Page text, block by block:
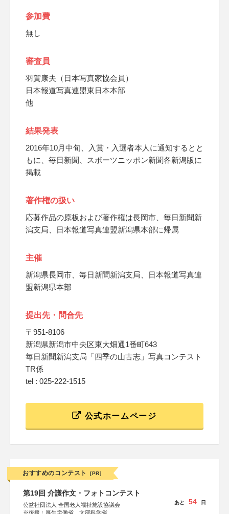
参加費
無し
審査員
羽賀康夫（日本写真家協会員）
日本報道写真連盟東日本本部
他
結果発表
2016年10月中旬、入賞・入選者本人に通知するとと
もに、毎日新聞、スポーツニッポン新聞各新潟版に
掲載
著作権の扱い
応募作品の原板および著作権は長岡市、毎日新聞新
潟支局、日本報道写真連盟新潟県本部に帰属
主催
新潟県長岡市、毎日新聞新潟支局、日本報道写真連
盟新潟県本部
提出先・問合先
〒951-8106
新潟県新潟市中央区東大畑通1番町643
毎日新聞新潟支局「四季の山古志」写真コンテスト
TR係
tel : 025-222-1515
公式ホームページ
おすすめのコンテスト [PR]
第19回 介護作文・フォトコンテスト
公益社団法人 全国老人福祉施設協議会
※後援：厚生労働省、文部科学省
あと 54 日